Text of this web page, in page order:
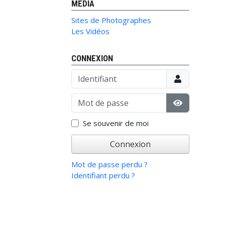
MÉDIA
Sites de Photographes
Les Vidéos
CONNEXION
Identifiant
Mot de passe
Afficher le
Se souvenir de moi
Connexion
Mot de passe perdu ?
Identifiant perdu ?